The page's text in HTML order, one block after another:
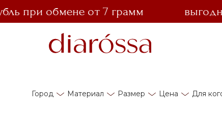
обмене от 7 грамм выгодный
Город Материал Размер Цена Для